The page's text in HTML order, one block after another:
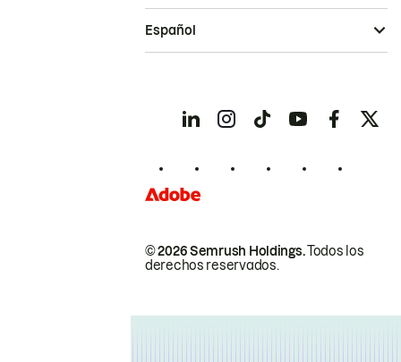
© 2026 Semrush Holdings.Todos los
derechos reservados.
Español